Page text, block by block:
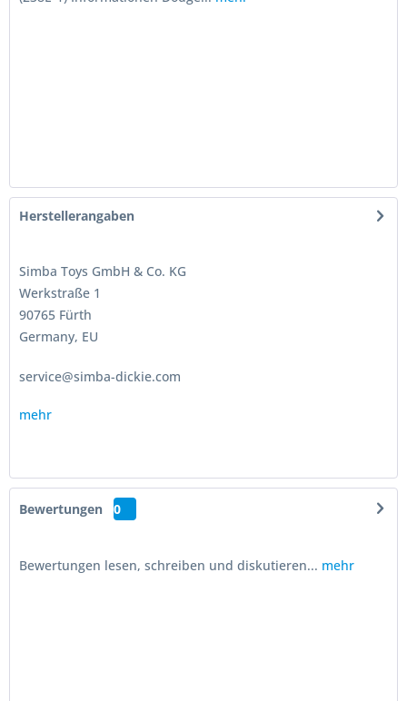
Herstellerangaben
Simba Toys GmbH & Co. KG
Werkstraße 1
90765 Fürth
Germany, EU
service@simba-dickie.com
mehr
Bewertungen 0
Bewertungen lesen, schreiben und diskutieren... mehr